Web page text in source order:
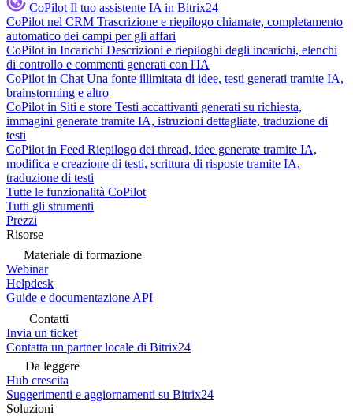
CoPilot Il tuo assistente IA in Bitrix24
CoPilot nel CRM Trascrizione e riepilogo chiamate, completamento
automatico dei campi per gli affari
CoPilot in Incarichi Descrizioni e riepiloghi degli incarichi, elenchi
di controllo e commenti generati con l'IA
CoPilot in Chat Una fonte illimitata di idee, testi generati tramite IA,
brainstorming e altro
CoPilot in Siti e store Testi accattivanti generati su richiesta,
immagini generate tramite IA, istruzioni dettagliate, traduzione di
testi
CoPilot in Feed Riepilogo dei thread, idee generate tramite IA,
modifica e creazione di testi, scrittura di risposte tramite IA,
traduzione di testi
Tutte le funzionalità CoPilot
Tutti gli strumenti
Prezzi
Risorse
Materiale di formazione
Webinar
Helpdesk
Guide e documentazione API
Contatti
Invia un ticket
Contatta un partner locale di Bitrix24
Da leggere
Hub crescita
Suggerimenti e aggiornamenti su Bitrix24
Soluzioni